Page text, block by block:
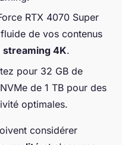
RTX 4070 Super
de vos contenus
streaming 4K.
pour 32 GB de
de 1 TB pour des
optimales.
considérer